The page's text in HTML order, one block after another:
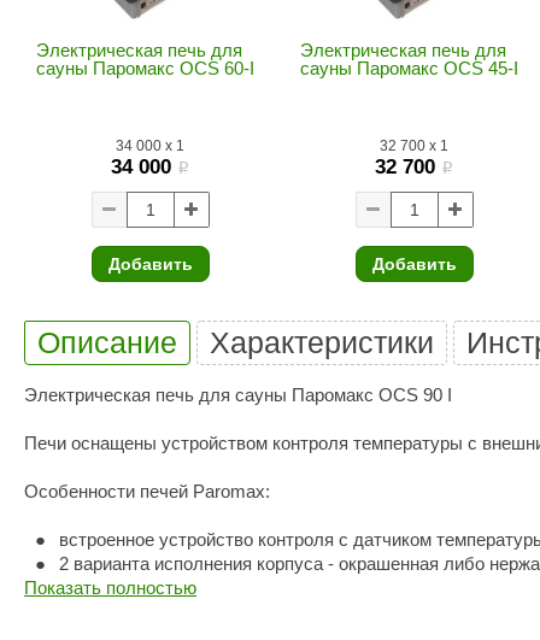
Для дома и дачи
Tikkurila Elcon
Termomuros Covali
Finn icon Размахайка
Электрическая печь для
сауны Паромакс OCS 60-I
34 000 x 1
34 000 i
Добавить
Электрическая печь для
сауны Паромакс OCS 45-I
32 700 x 1
32 700 i
Добавить
Описание Характеристики
Электрическая печь для сауны Паромакс OCS 90 I
Печи оснащены устройством контроля температуры с
Особенности печей Paromax:
встроенное устройство контроля с датчиком
2 варианта исполнения корпуса - окрашенная либо
безопасность эсплуатации.
Показать полностью